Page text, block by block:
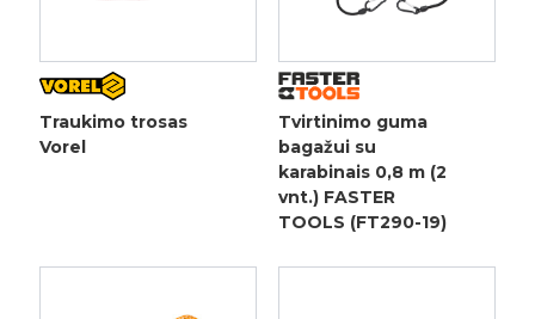
Traukimo trosas
Vorel
Tvirtinimo guma
bagažui su
karabinais 0,8 m (2
vnt.) FASTER
TOOLS (FT290-19)